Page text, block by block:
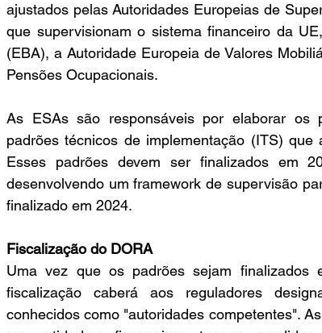
ajustados pelas Autoridades Europeias de
que supervisionam o sistema financeiro da
(EBA), a Autoridade Europeia de Valores
Pensões Ocupacionais.
As ESAs são responsáveis por elaborar os
padrões técnicos de implementação (ITS)
Esses padrões devem ser finalizados em
desenvolvendo um framework de supervisão
finalizado em 2024.
Fiscalização do DORA
Uma vez que os padrões sejam
fiscalização caberá aos reguladores
conhecidos como "autoridades competentes".